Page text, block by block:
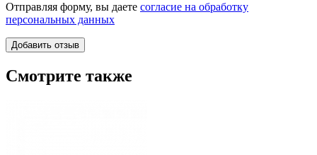
Отправляя форму, вы даете согласие на обработку
персональных данных
Смотрите также